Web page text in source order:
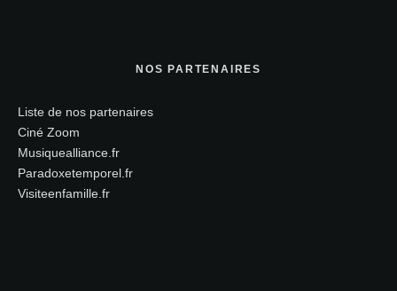
NOS PARTENAIRES
Liste de nos partenaires
Ciné Zoom
Musiquealliance.fr
Paradoxetemporel.fr
Visiteenfamille.fr